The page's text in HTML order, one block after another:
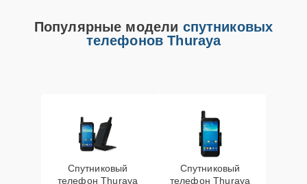
Популярные модели спутниковых
телефонов Thuraya
Спутниковый
телефон Thuraya
Спутниковый
телефон Thuraya